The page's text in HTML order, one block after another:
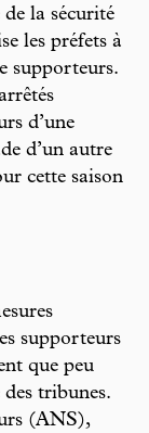
la sécurité
les préfets à
supporteurs.
d’une
d’un autre
cette saison
supporteurs
que peu
tribunes.
(ANS),